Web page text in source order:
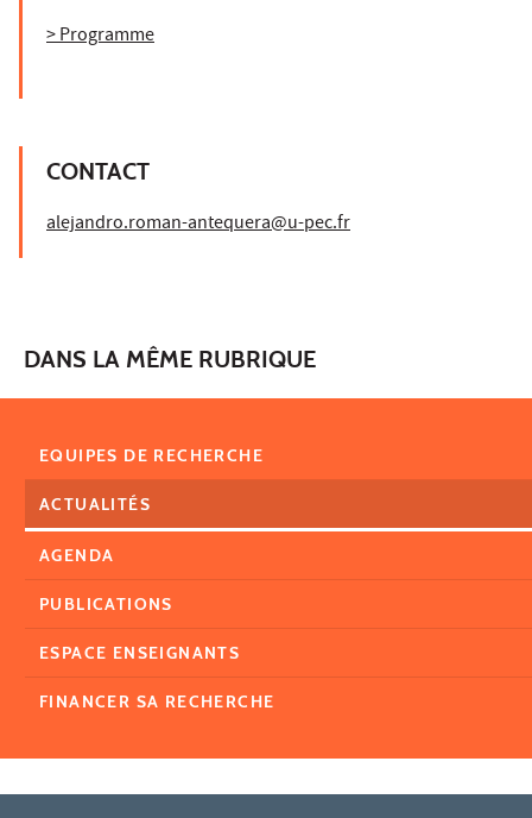
> Programme
CONTACT
alejandro.roman-antequera@u-pec.fr
DANS LA MÊME RUBRIQUE
EQUIPES DE RECHERCHE
ACTUALITÉS
AGENDA
PUBLICATIONS
ESPACE ENSEIGNANTS
FINANCER SA RECHERCHE